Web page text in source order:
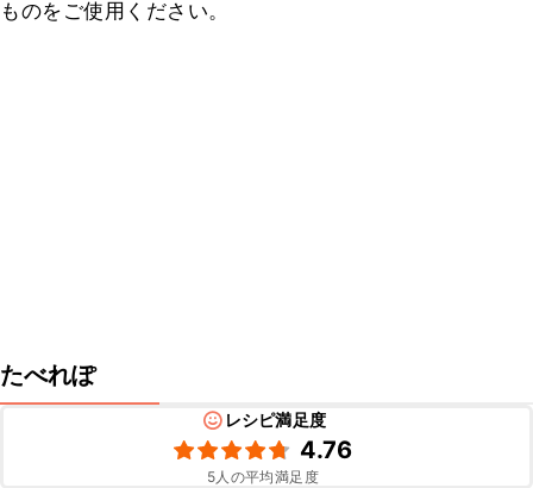
ものをご使用ください。
たべれぽ
レシピ満足度
4.76
5人の平均満足度